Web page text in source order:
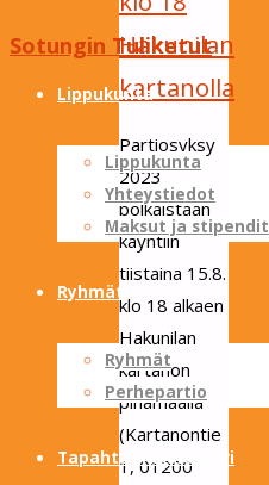
Sotungin Tuliketut
Skip
Lippukunta
Lippukunta
Yhteystiedot
Maksut ja stipendit
Ryhmät
Ryhmät
Perhepartio
Tapahtumakalenteri
Hakunilan
kartanolla
Partiosyksy
2023
polkaistaan
käyntiin
tiistaina 15.8.
klo 18 alkaen
Hakunilan
kartanon
pihamaalla
(Kartanontie
1, 01200